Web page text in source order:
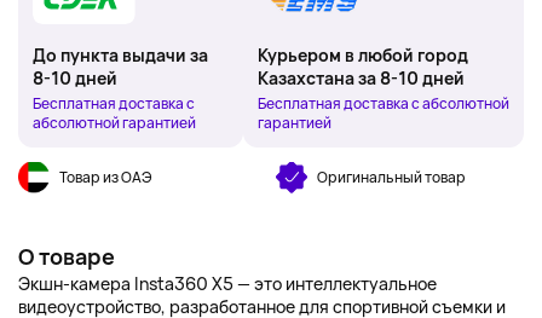
До пункта выдачи за
8-10 дней
Бесплатная доставка с
абсолютной гарантией
Курьером в любой город
Казахстана за 8-10 дней
Бесплатная доставка с абсолютной
гарантией
Товар из ОАЭ Оригинальный товар
О товаре
Экшн-камера Insta360 X5 — это интеллектуальное
видеоустройство, разработанное для спортивной съемки и